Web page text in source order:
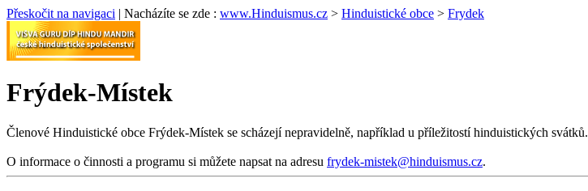
Přeskočit na navigaci | Nacházíte se zde : www.Hinduismus.cz > Hinduistické obce > Frydek
Frýdek-Místek
Členové Hinduistické obce Frýdek-Místek se scházejí nepravidelně, například u příležitostí hinduistických svátků.
O informace o činnosti a programu si můžete napsat na adresu frydek-mistek@hinduismus.cz.